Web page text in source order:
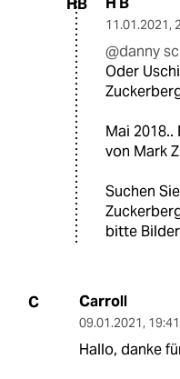
11.01.2021,
@danny
Oder
Mai 2018..
von Mark
Suchen
bitte
C Carroll
09.01.2021,
Hallo, danke